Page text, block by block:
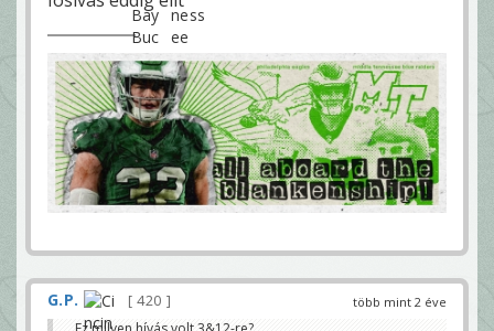
több mint 2 éve
G.P.
420